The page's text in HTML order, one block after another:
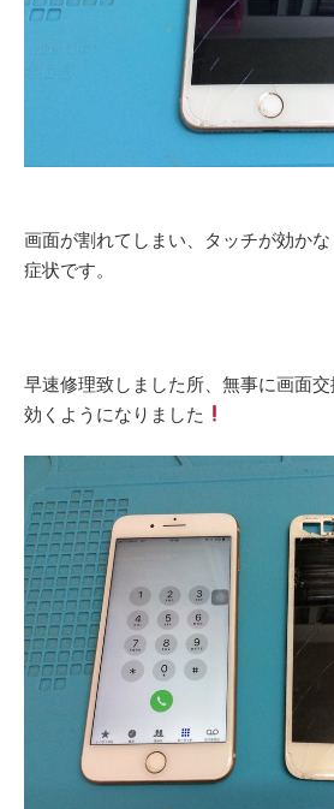
画面が割れてしまい、タッチが効か
症状です。
早速修理致しました所、無事に画面
効くようになりました